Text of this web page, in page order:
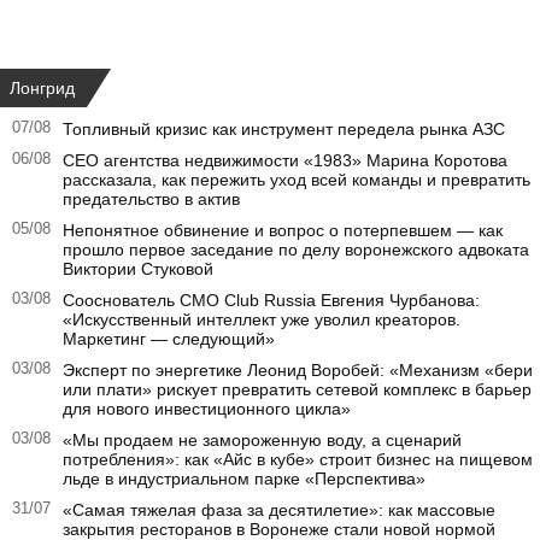
Лонгрид
07/08 Топливный кризис как инструмент передела рынка АЗС
06/08
CEO агентства недвижимости «1983» Марина Коротова
рассказала, как пережить уход всей команды и превратить
предательство в актив
05/08
Непонятное обвинение и вопрос о потерпевшем — как
прошло первое заседание по делу воронежского адвоката
Виктории Стуковой
03/08
Сооснователь CMO Club Russia Евгения Чурбанова:
«Искусственный интеллект уже уволил креаторов.
Маркетинг — следующий»
03/08
Эксперт по энергетике Леонид Воробей: «Механизм «бери
или плати» рискует превратить сетевой комплекс в барьер
для нового инвестиционного цикла»
03/08
«Мы продаем не замороженную воду, а сценарий
потребления»: как «Айс в кубе» строит бизнес на пищевом
льде в индустриальном парке «Перспектива»
31/07
«Самая тяжелая фаза за десятилетие»: как массовые
закрытия ресторанов в Воронеже стали новой нормой